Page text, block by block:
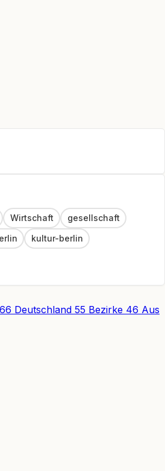
Wirtschaft
gesellschaft
kultur-berlin
66 Deutschland 55 Bezirke 46 Aus